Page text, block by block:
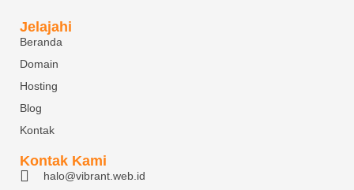
Jelajahi
Beranda
Domain
Hosting
Blog
Kontak
Kontak Kami
halo@vibrant.web.id